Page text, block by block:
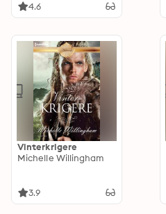
4.6
Vinterkrigere
Michelle Willingham
3.9